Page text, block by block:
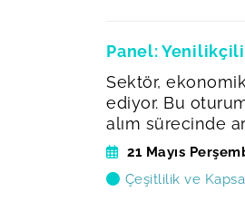
Panel:
Sektör,
ediyor. Bu
alım sürecinde
21 Mayıs
Çeşitlilik ve